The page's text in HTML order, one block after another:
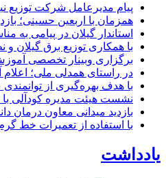
پیام مدیرعامل شركت توزیع
همزمان با اربعین حسینی؛
استاندار گیلان در پیامی
با همکاری توزیع برق گیلان
برگزاری وبینار تخصصی
در راستای همدلی ملی؛
با هدف بهره‌گیری از
نشست هیئت مدیره کودآلی با
بازدید میدانی معاون درمان
با استفاده از تعمیرات خط گرم جلوگیری بیش از ۱۹
یادداشت